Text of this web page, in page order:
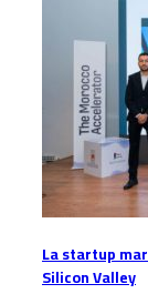
La startup
Silicon Valley